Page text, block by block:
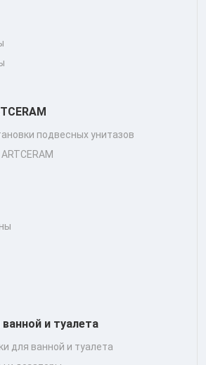
подвесных унитазов
и туалета
для ванной и туалета